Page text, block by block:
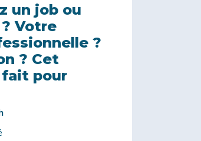
un job ou
Votre
?
? Cet
pour